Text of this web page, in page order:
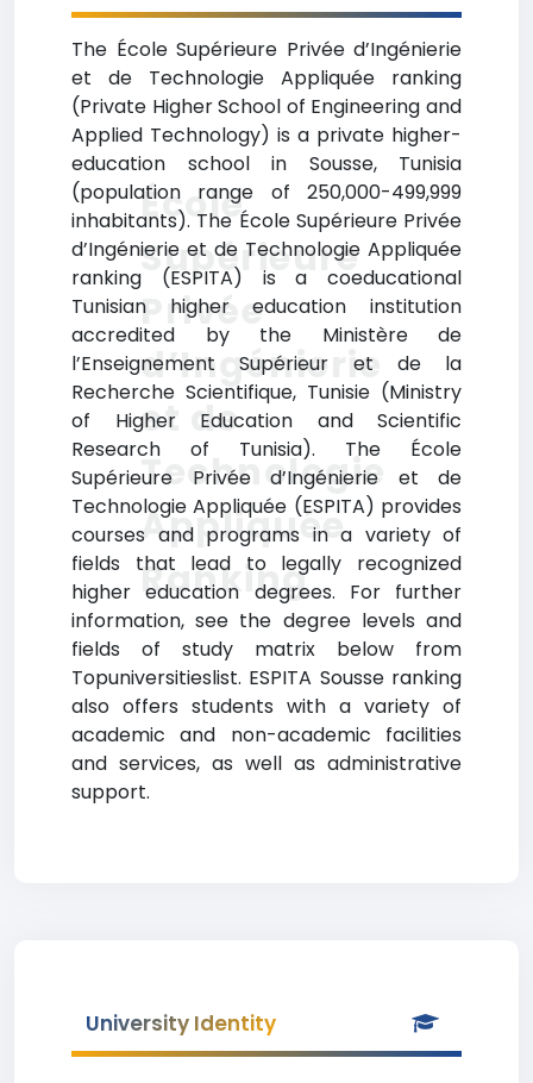
The École Supérieure Privée d’Ingénierie
et de Technologie Appliquée ranking
(Private Higher School of Engineering and
Applied Technology) is a private higher-
education school in Sousse, Tunisia
(population range of 250,000-499,999
inhabitants). The École Supérieure Privée
d’Ingénierie et de Technologie Appliquée
ranking (ESPITA) is a coeducational
Tunisian higher education institution
accredited by the Ministère de
l’Enseignement Supérieur et de la
Recherche Scientifique, Tunisie (Ministry
of Higher Education and Scientific
Research of Tunisia). The École
Supérieure Privée d’Ingénierie et de
Technologie Appliquée (ESPITA) provides
courses and programs in a variety of
fields that lead to legally recognized
higher education degrees. For further
information, see the degree levels and
fields of study matrix below from
Topuniversitieslist. ESPITA Sousse ranking
also offers students with a variety of
academic and non-academic facilities
and services, as well as administrative
support.
École
Supérieure
Privée
d’Ingénierie
et de
Technologie
Appliquée
Ranking
University Identity